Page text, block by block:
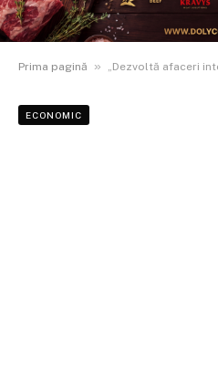
Prima pagină » „Dezvoltă afaceri inteligente” la Botoșani – conferință
ECONOMIC